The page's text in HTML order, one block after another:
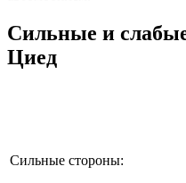
Сильные и
Циед
Сильные стороны: